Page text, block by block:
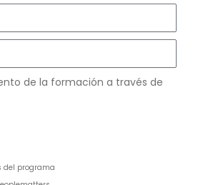
de la formación a través de
del programa